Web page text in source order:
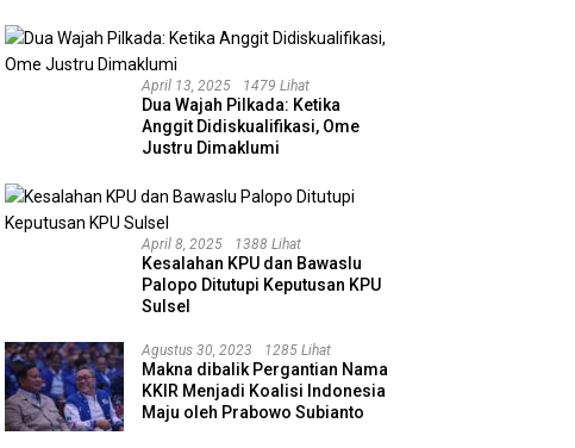
April 13, 2025 1479 Lihat
Dua Wajah Pilkada: Ketika
Anggit Didiskualifikasi, Ome
Justru Dimaklumi
April 8, 2025 1388 Lihat
Kesalahan KPU dan Bawaslu
Palopo Ditutupi Keputusan KPU
Sulsel
Agustus 30, 2023 1285 Lihat
Makna dibalik Pergantian Nama
KKIR Menjadi Koalisi Indonesia
Maju oleh Prabowo Subianto